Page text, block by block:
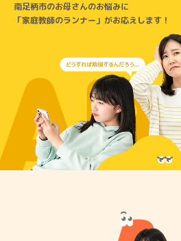
南足柄市のお母さんのお悩みに
「家庭教師のランナー」がお応えします！